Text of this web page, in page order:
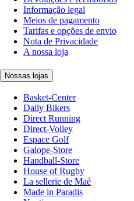
Informação legal
Meios de pagamento
Tarifas e opções de envio
Nota de Privacidade
A nossa loja
Nossas lojas
Basket-Center
Daily Bikers
Direct Running
Direct-Volley
Espace Golf
Galope-Store
Handball-Store
House of Rugby
La sellerie de Maé
Made in Paradis